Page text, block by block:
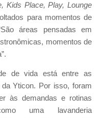
Kids Place, Play, Lounge
para momentos de
áreas pensadas em
momentos de
de vida está entre as
Yticon. Por isso, foram
às demandas e rotinas
uma lavanderia